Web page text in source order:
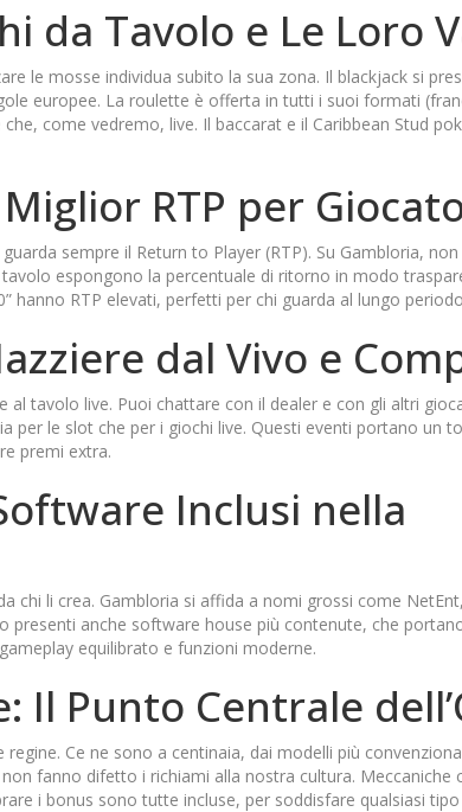
da Tavolo e Le Loro
le mosse individua subito la sua zona. Il blackjack si
europee. La roulette è offerta in tutti i suoi formati
come vedremo, live. Il baccarat e il Caribbean Stud
RTP per
sempre il Return to Player (RTP). Su Gambloria,
espongono la percentuale di ritorno in modo
hanno RTP elevati, perfetti per chi guarda al lungo
dal Vivo e
al tavolo live. Puoi chattare con il dealer e con gli altri
per le slot che per i giochi live. Questi eventi portano un
premi extra.
Inclusi nella
chi li crea. Gambloria si affida a nomi grossi come
presenti anche software house più contenute, che
equilibrato e funzioni moderne.
Il Punto Centrale
Ce ne sono a centinaia, dai modelli più
fanno difetto i richiami alla nostra cultura. Meccaniche
i bonus sono tutte incluse, per soddisfare qualsiasi